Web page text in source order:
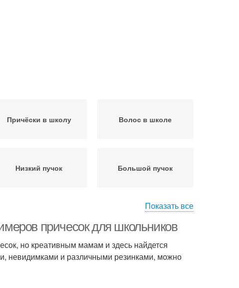
Причёски в школу Волос в школе
Низкий пучок Большой пучок
Показать все
причесок для школьников
но креативным мамам и здесь найдется
невидимками и различными резинками, можно